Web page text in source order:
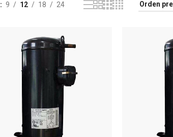
aire acondicionado comerciales
acondicionado
Termostatos
9 12 18 24